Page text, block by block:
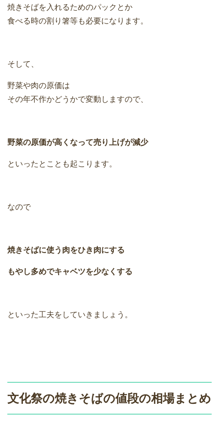
焼きそばを入れるためのパックとか
食べる時の割り箸等も必要になります。
そして、
野菜や肉の原価は
その年不作かどうかで変動しますので、
野菜の原価が高くなって売り上げが減少
といったとことも起こります。
なので
焼きそばに使う肉をひき肉にする
もやし多めでキャベツを少なくする
といった工夫をしていきましょう。
文化祭の焼きそばの値段の相場まとめ